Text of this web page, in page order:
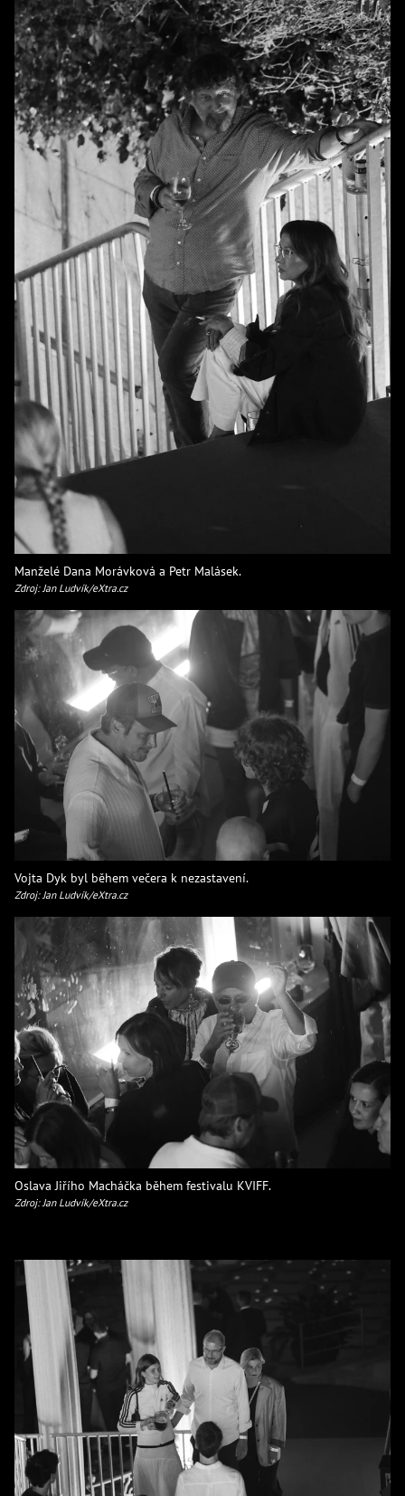
Manželé Dana Morávková a Petr Malásek.
Zdroj: Jan Ludvík/eXtra.cz
Vojta Dyk byl během večera k nezastavení.
Zdroj: Jan Ludvík/eXtra.cz
Oslava Jiřího Macháčka během festivalu KVIFF.
Zdroj: Jan Ludvík/eXtra.cz